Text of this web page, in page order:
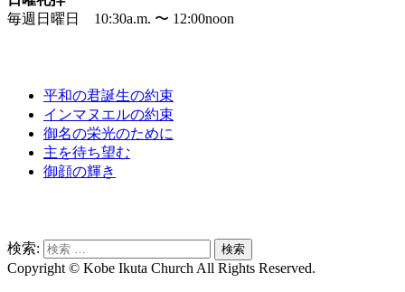
毎週日曜日 10:30a.m. 〜 12:00noon
平和の君誕生の約束
インマヌエルの約束
御名の栄光のために
主を待ち望む
御顔の輝き
検索:
Copyright © Kobe Ikuta Church All Rights Reserved.